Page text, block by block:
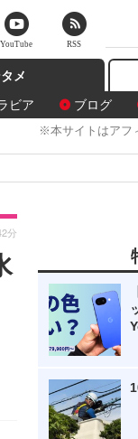
メ
ビア ブログ
※本サイトはアフ
分
YouTube RSS